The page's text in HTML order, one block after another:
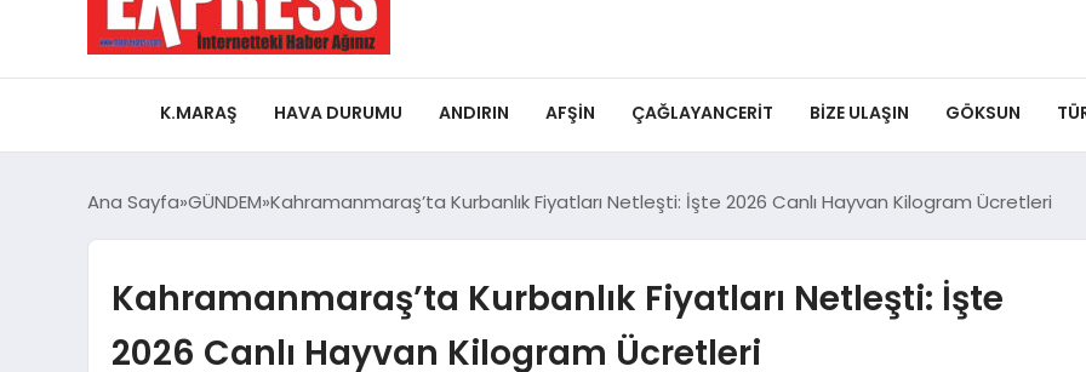
K.MARAŞ HAVA DURUMU ANDIRIN AFŞİN ÇAĞLAYANCERİT BİZE ULAŞIN GÖKSUN
Ana Sayfa GÜNDEM Kahramanmaraş’ta Kurbanlık Fiyatları Netleşti: İşte 2026 Canlı Hayvan Kilogram Ücretleri
Kahramanmaraş’ta Kurbanlık Fiyatları Netleşti: İşte
2026 Canlı Hayvan Kilogram Ücretleri